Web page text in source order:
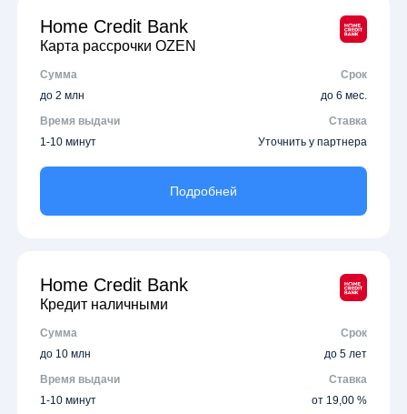
Home Credit Bank
Карта рассрочки OZEN
Сумма
Срок
до 2 млн
до 6 мес.
Время выдачи
Ставка
1-10 минут
Уточнить у партнера
Подробней
Home Credit Bank
Кредит наличными
Сумма
Срок
до 10 млн
до 5 лет
Время выдачи
Ставка
1-10 минут
от 19,00 %